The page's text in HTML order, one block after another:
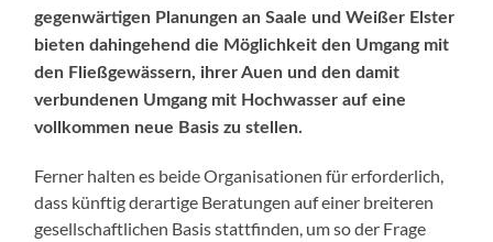
gegenwärtigen Planungen an Saale und Weißer Elster
bieten dahingehend die Möglichkeit den Umgang mit
den Fließgewässern, ihrer Auen und den damit
verbundenen Umgang mit Hochwasser auf eine
vollkommen neue Basis zu stellen.
Ferner halten es beide Organisationen für erforderlich,
dass künftig derartige Beratungen auf einer breiteren
gesellschaftlichen Basis stattfinden, um so der Frage